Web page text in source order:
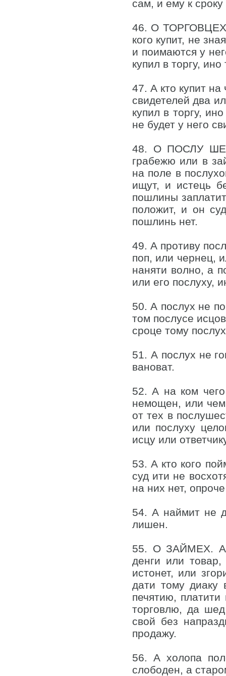
сам, и ему к
46. О ТОРГОВЦЕХ.
кого купит, не
и поимаются у
купил в торгу,
47. А кто купит
свидетелей два
купил в торгу,
не будет у него
48. О ПОСЛУ
грабежю или в
на поле в
ищут, и истець
пошлины
положит, и он
пошлинь нет.
49. А противу
поп, или чернец,
наняти волно, а
или его послуху,
50. А послух не
том послусе
сроце тому
51. А послух не
вановат.
52. А на ком
немощен, или
от тех в
или послуху
исцу или
53. А кто кого
суд ити не
на них нет,
54. А наймит не
лишен.
55. О ЗАЙМЕХ. А
денги или товар,
истонет, или
дати тому диаку
печятию,
торговлю, да
свой без
продажу.
56. А холопа
слободен, а